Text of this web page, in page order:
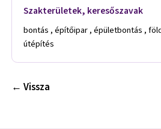
Szakterületek, keresőszavak
bontás , építőipar , épületbontás ,
útépítés
← Vissza